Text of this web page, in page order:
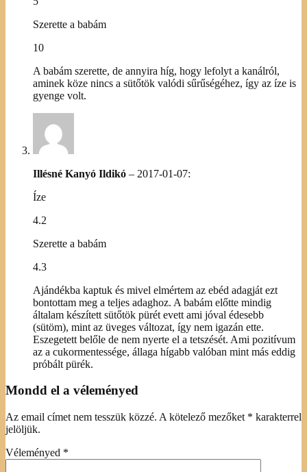
Szerette a babám
10
A babám szerette, de annyira híg, hogy lefolyt a kanálról,
aminek köze nincs a sütőtök valódi sűrűségéhez, így az íze is
gyenge volt.
Illésné Kanyó Ildikó – 2017-01-07:
Íze
4.2
Szerette a babám
4.3
Ajándékba kaptuk és mivel elmértem az ebéd adagját ezt
bontottam meg a teljes adaghoz. A babám előtte mindig
általam készített sütőtök pürét evett ami jóval édesebb
(sütöm), mint az üveges változat, így nem igazán ette.
Eszegetett belőle de nem nyerte el a tetszését. Ami pozitívum
az a cukormentessége, állaga hígabb valóban mint más eddig
próbált pürék.
Mondd el a véleményed
Az email címet nem tesszük közzé. A kötelező mezőket * karakterrel
jelöljük.
Véleményed *